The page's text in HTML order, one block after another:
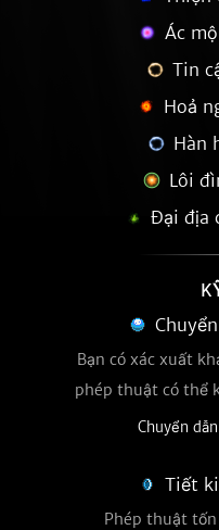
Ác
Tin
Hoả
Hàn
Lôi
Đại địa
Bạn có xác xuất
phép thuật có thể
Chuyển
Tiết
Phép thuật